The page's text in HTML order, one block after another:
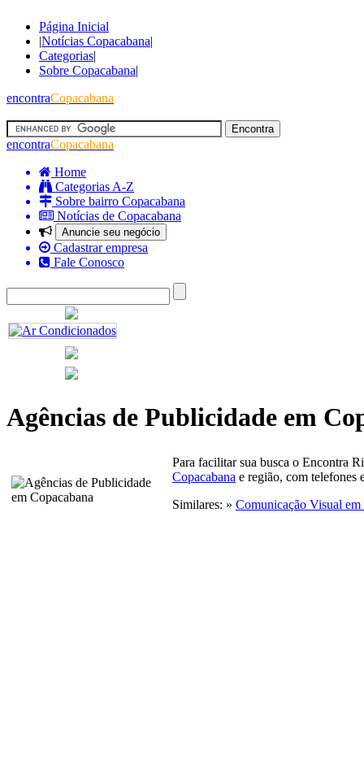
Página Inicial
|Notícias Copacabana|
Categorias|
Sobre Copacabana|
encontraCopacabana
encontraCopacabana
Home
Categorias A-Z
Sobre bairro Copacabana
Notícias de Copacabana
Anuncie seu negócio
Cadastrar empresa
Fale Conosco
Agências de Publicidade em
Para facilitar sua busca o Encontra
Copacabana e região, com telefones
Similares: » Comunicação Visual em